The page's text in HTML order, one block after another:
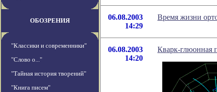
ОБОЗРЕНИЯ
"Классики и современники"
"Слово о..."
"Тайная история творений"
"Книга писем"
06.08.2003
14:29
Время жизни
06.08.2003
14:20
Кварк-глюонная